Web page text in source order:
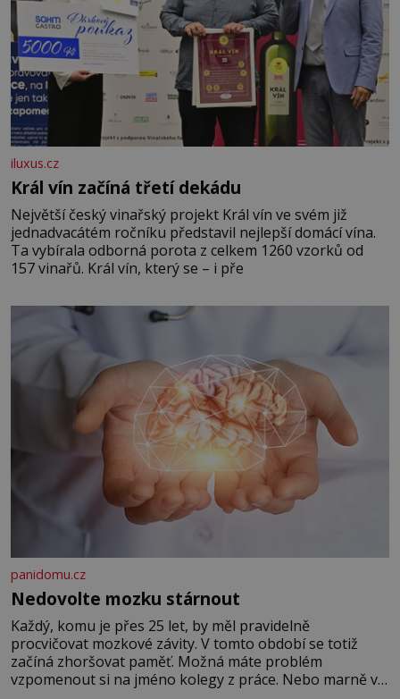
iluxus.cz
Král vín začíná třetí dekádu
Největší český vinařský projekt Král vín ve svém již
jednadvacátém ročníku představil nejlepší domácí vína.
Ta vybírala odborná porota z celkem 1260 vzorků od
157 vinařů. Král vín, který se – i pře
panidomu.cz
Nedovolte mozku stárnout
Každý, komu je přes 25 let, by měl pravidelně
procvičovat mozkové závity. V tomto období se totiž
začíná zhoršovat paměť. Možná máte problém
vzpomenout si na jméno kolegy z práce. Nebo marně v